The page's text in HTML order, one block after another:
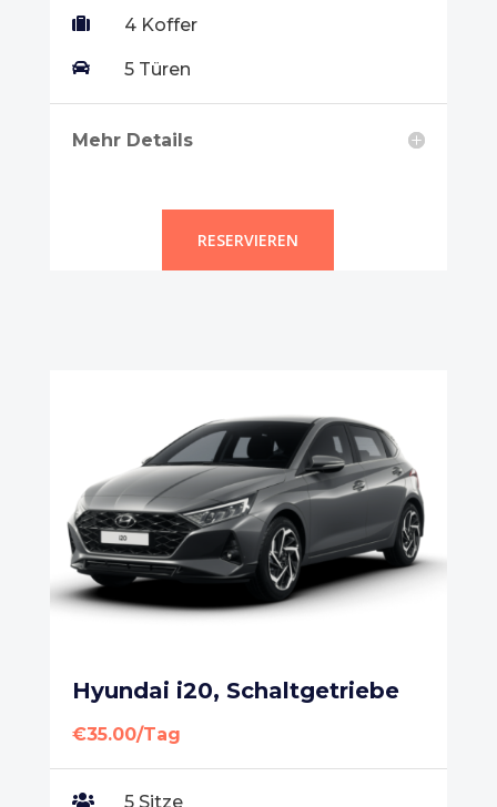
 4 Koffer
 5 Türen
Mehr Details
RESERVIEREN
Hyundai i20, Schaltgetriebe
€35.00/Tag
 5 Sitze